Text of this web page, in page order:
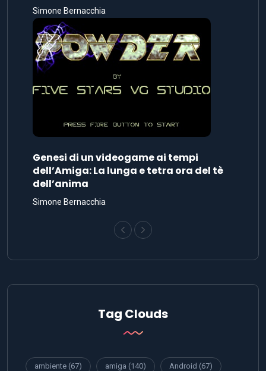
Simone Bernacchia
Genesi di un videogame ai tempi
dell’Amiga: La lunga e tetra ora del tè
dell’anima
Simone Bernacchia
Tag Clouds
ambiente (67) amiga (140) Android (67)